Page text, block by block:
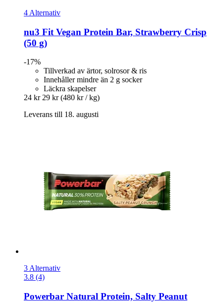
4 Alternativ
nu3 Fit Vegan Protein Bar, Strawberry Crisp
(50 g)
-17%
Tillverkad av ärtor, solrosor & ris
Innehåller mindre än 2 g socker
Läckra skapelser
24 kr 29 kr (480 kr / kg)
Leverans till 18. augusti
3 Alternativ
3.8 (4)
Powerbar Natural Protein, Salty Peanut